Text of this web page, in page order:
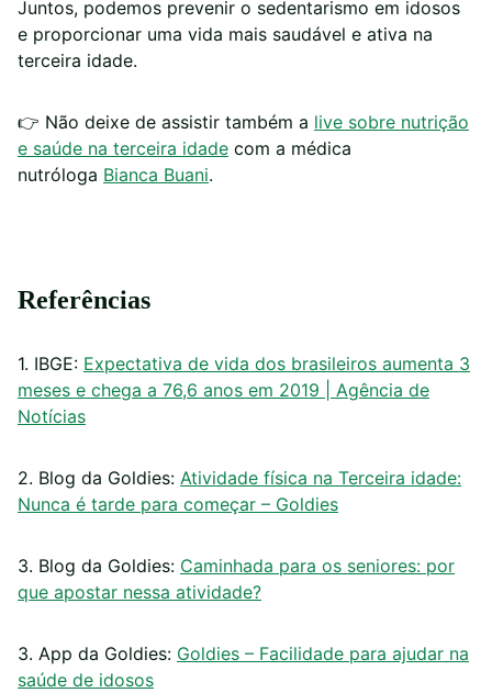
Juntos, podemos prevenir o sedentarismo em idosos
e proporcionar uma vida mais saudável e ativa na
terceira idade.
👉 Não deixe de assistir também a live sobre nutrição
e saúde na terceira idade com a médica
nutróloga Bianca Buani.
Referências
1. IBGE: Expectativa de vida dos brasileiros aumenta 3
meses e chega a 76,6 anos em 2019 | Agência de
Notícias
2. Blog da Goldies: Atividade física na Terceira idade:
Nunca é tarde para começar – Goldies
3. Blog da Goldies: Caminhada para os seniores: por
que apostar nessa atividade?
3. App da Goldies: Goldies – Facilidade para ajudar na
saúde de idosos